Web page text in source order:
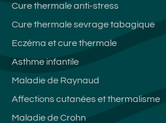
Cure thermale anti-stress
Cure thermale sevrage tabagique
Eczéma et cure thermale
Asthme infantile
Maladie de Raynaud
Affections cutanées et thermalisme
Maladie de Crohn